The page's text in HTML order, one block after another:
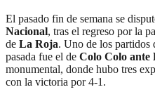
El pasado fin de semana se
Nacional, tras el regreso por la
de La Roja. Uno de los partidos
pasada fue el de Colo Colo ante
monumental, donde hubo tres
con la victoria por 4-1.